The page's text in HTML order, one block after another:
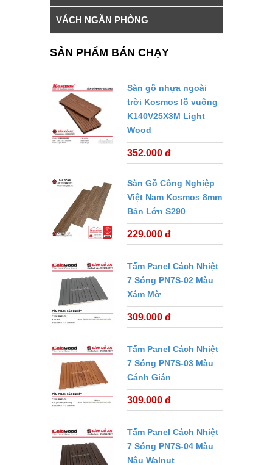
VÁCH NGĂN PHÒNG
SẢN PHẨM BÁN CHẠY
Sàn gỗ nhựa ngoài
trời Kosmos lỗ vuông
K140V25X3M Light
Wood
352.000 đ
Sàn Gỗ Công Nghiệp
Việt Nam Kosmos 8mm
Bản Lớn S290
229.000 đ
Tấm Panel Cách Nhiệt
7 Sóng PN7S-02 Màu
Xám Mờ
309.000 đ
Tấm Panel Cách Nhiệt
7 Sóng PN7S-03 Màu
Cánh Gián
309.000 đ
Tấm Panel Cách Nhiệt
7 Sóng PN7S-04 Màu
Nâu Walnut